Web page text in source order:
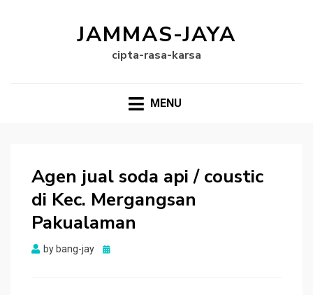
JAMMAS-JAYA
cipta-rasa-karsa
MENU
Agen jual soda api / coustic
di Kec. Mergangsan
Pakualaman
by bang-jay
Posted